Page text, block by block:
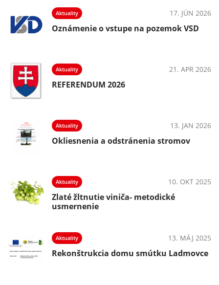
Aktuality 17. JÚN 2026
Oznámenie o vstupe na pozemok VSD
Aktuality 21. APR 2026
REFERENDUM 2026
Aktuality 13. JAN 2026
Okliesnenia a odstránenia stromov
Aktuality 10. OKT 2025
Zlaté žltnutie viniča- metodické
usmernenie
Aktuality 13. MÁJ 2025
Rekonštrukcia domu smútku Ladmovce